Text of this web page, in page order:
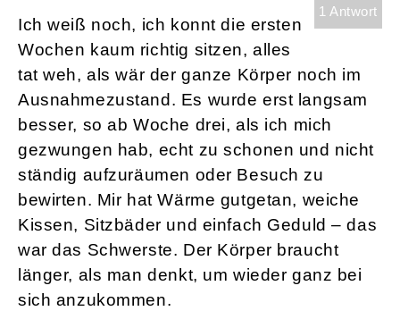
1 Antwort
Ich weiß noch, ich konnt die ersten
Wochen kaum richtig sitzen, alles
tat weh, als wär der ganze Körper noch im
Ausnahmezustand. Es wurde erst langsam
besser, so ab Woche drei, als ich mich
gezwungen hab, echt zu schonen und nicht
ständig aufzuräumen oder Besuch zu
bewirten. Mir hat Wärme gutgetan, weiche
Kissen, Sitzbäder und einfach Geduld – das
war das Schwerste. Der Körper braucht
länger, als man denkt, um wieder ganz bei
sich anzukommen.